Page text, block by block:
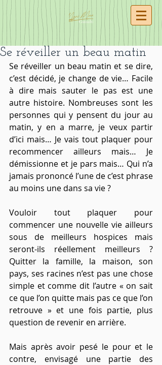
Se réveiller un beau matin
Se réveiller un beau matin et se dire,
c’est décidé, je change de vie… Facile
à dire mais sauter le pas est une
autre histoire. Nombreuses sont les
personnes qui y pensent du jour au
matin, y en a marre, je veux partir
d’ici mais… Je vais tout plaquer pour
recommencer ailleurs mais… Je
démissionne et je pars mais… Qui n’a
jamais prononcé l’une de c’est phrase
au moins une dans sa vie ?
Vouloir tout plaquer pour
commencer une nouvelle vie ailleurs
sous de meilleurs hospices mais
seront-ils réellement meilleurs ?
Quitter la famille, la maison, son
pays, ses racines n’est pas une chose
simple et comme dit l’autre « on sait
ce que l’on quitte mais pas ce que l’on
retrouve » et une fois partie, plus
question de revenir en arrière.
Mais après avoir pesé le pour et le
contre, envisagé une partie des